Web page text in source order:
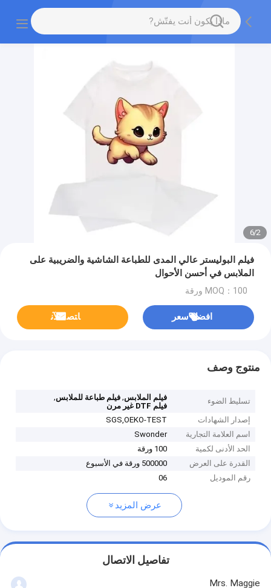
2
/
6
فيلم البوليستر عالي المدى للطباعة الشاشية والضريبية على
الملابس في أحسن الأحوال
MOQ：100 ورقة
افضل سعر ﺎﺘﺼﻟ ﺍﻶﻧ
منتوج وصف
تسليط الضوء فيلم الملابس,فيلم طباعة للملابس,
فيلم DTF غير مرن
إصدار الشهادات
SGS,OEKO-TEST
اسم العلامة التجارية
Swonder
الحد الأدنى لكمية
100 ورقة
القدرة على العرض
500000 ورقة في الأسبوع
رقم الموديل
06
عرض المزيد
تفاصيل الاتصال
Mrs. Maggie